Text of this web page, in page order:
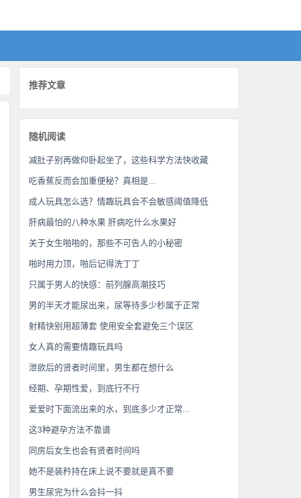
推荐文章
随机阅读
减肚子别再做仰卧起坐了，这些科学方法快收藏
吃香蕉反而会加重便秘？真相是...
成人玩具怎么选？情趣玩具会不会敏感阈值降低
肝病最怕的八种水果 肝病吃什么水果好
关于女生啪啪的，那些不可告人的小秘密
啪时用力顶，啪后记得洗丁丁
只属于男人的快感：前列腺高潮技巧
男的半天才能尿出来，尿等待多少秒属于正常
射精快别用超薄套 使用安全套避免三个误区
女人真的需要情趣玩具吗
泄欲后的贤者时间里，男生都在想什么
经期、孕期性爱，到底行不行
爱爱时下面流出来的水，到底多少才正常...
这3种避孕方法不靠谱
同房后女生也会有贤者时间吗
她不是装矜持在床上说不要就是真不要
男生尿完为什么会抖一抖